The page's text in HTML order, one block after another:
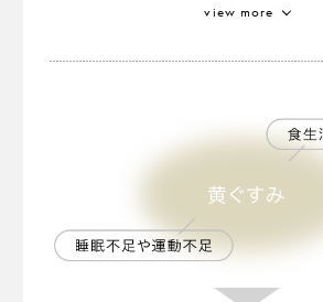
ゴールドトマトエ
植物が持つフィトケミカル
カロテノイドを豊富に含むといわ
健やかな肌色に見せる効果があ
※1 保湿による
view more